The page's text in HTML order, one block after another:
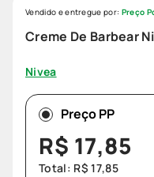
Creme De Barbear
Nivea
Vendido e entregue por: Preço
Preço PP
R$ 17,85
Total: R$ 17,85